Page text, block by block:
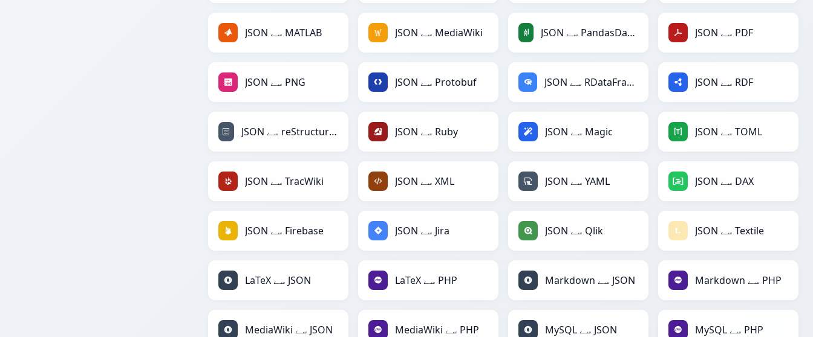
JSON سے MATLAB JSON سے MediaWiki JSON سے PandasDataFrame JSON سے PDF
JSON سے PNG JSON سے Protobuf JSON سے RDataFrame JSON سے RDF
JSON سے reStructuredText JSON سے Ruby JSON سے Magic JSON سے TOML
JSON سے TracWiki JSON سے XML JSON سے YAML JSON سے DAX
JSON سے Firebase JSON سے Jira JSON سے Qlik JSON سے Textile
LaTeX سے JSON LaTeX سے PHP Markdown سے JSON Markdown سے PHP
MediaWiki سے JSON MediaWiki سے PHP MySQL سے JSON MySQL سے PHP